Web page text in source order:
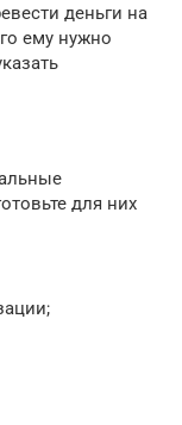
деньги на
ему нужно
для них